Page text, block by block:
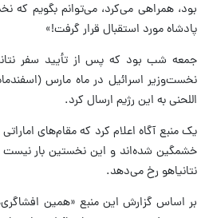
بود، همراهی می‌کرد، می‌توانم بگویم که
پادشاه مورد استقبال قرار گرفت!»
جمعه شب بود که پس از تأیید سفر
نخست‌وزیر اسرائیل در ماه مارس
اللحنی به این رژیم ارسال کرد.
یک منبع آگاه اعلام کرد که مقام‌های
خشمگین شده‌اند و این نخستین بار نیست
نتانیاهو رخ می‌دهد.
بر اساس گزارش این منبع «همین